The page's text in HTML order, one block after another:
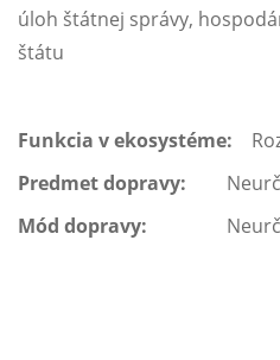
úloh štátnej správy,
štátu
Funkcia v ekosystéme:
Predmet dopravy:
Mód dopravy: